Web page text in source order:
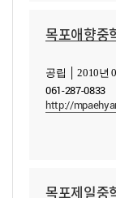
목포애향중
공립 │ 2010년
061-287-0833
http://
목포제일중